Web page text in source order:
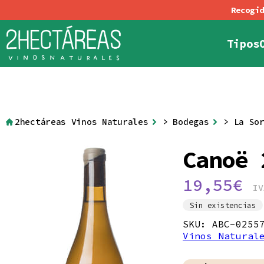
Tipos
TintosBlancos
Política de CookiesCondiciones
2hectáreas Vinos Naturales > Bodegas > La
Canoë
19,55€
Sin existencias
SKU: ABC-
Vinos